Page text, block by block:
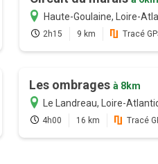
Haute-Goulaine, Loire-
2h15 9 km Tracé
Les ombragesà 8km
Le Landreau, Loire-
4h00 16 km Tracé